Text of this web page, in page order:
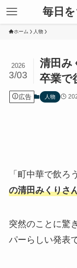
毎日
ホーム 人物
清田み
卒業で
2026
3/03
広告 人物
「町中華で飲ろ
の清田みくりさ
突然のことに驚
パーらしい発表